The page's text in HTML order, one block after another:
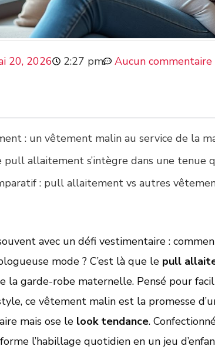
20, 2026 2:27 pm Aucun commentaire
: un vêtement malin au service de la
pull allaitement s’intègre dans une tenue
: pull allaitement vs autres
avec un défi vestimentaire :
mode ? C’est là que le pull
la garde-robe maternelle. Pensé pour
ce vêtement malin est la promesse
mais ose le look tendance.
l’habillage quotidien en un jeu